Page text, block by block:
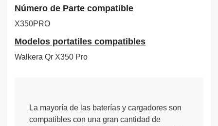
Número de Parte compatible
X350PRO
Modelos portatiles compatibles
Walkera Qr X350 Pro
La mayoría de las baterías y cargadores son
compatibles con una gran cantidad de